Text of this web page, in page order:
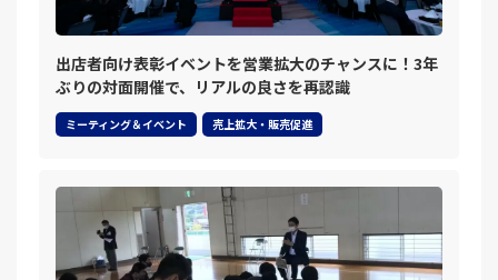
出店者向け表彰イベントを営業拡大のチャンスに！3年
ぶりの対面開催で、リアルの良さを再認識
ミーティング＆イベント 売上拡大・販売促進